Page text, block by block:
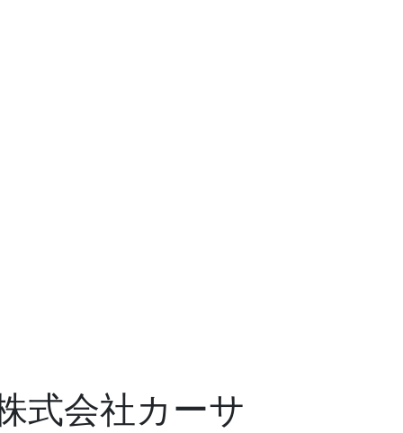
式会社カーサ